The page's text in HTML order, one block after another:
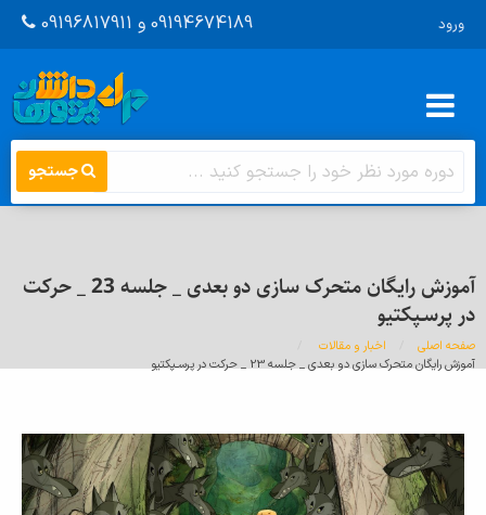
ورود 09194674189 و 09196817911
آموزش رایگان متحرک سازی دو بعدی _ جلسه 23 _ حرکت
در پرسـپکتیو
صفحه اصلی اخبار و مقالات
اینجا
آموزش رایگان متحرک سازی دو بعدی _ جلسه 23 _ حرکت در پرسـپکتیو